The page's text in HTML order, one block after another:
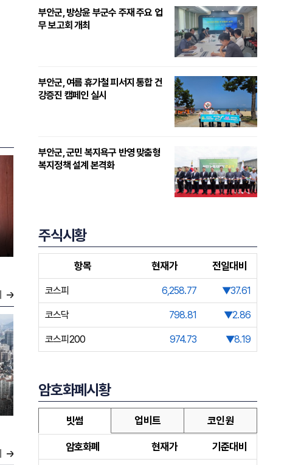
부안군, 방상윤 부군수 주재 주요 업
무 보고회 개최
부안군, 여름 휴가철 피서지 통합 건
강증진 캠페인 실시
부안군, 군민 복지욕구 반영 맞춤형
복지정책 설계 본격화
주식시황
항목 현재가 전일대비
코스피 6,258.77 ▼37.61
코스닥 798.81 ▼2.86
코스피200 974.73 ▼8.19
암호화폐시황
빗썸 업비트 코인원
암호화폐 현재가 기준대비